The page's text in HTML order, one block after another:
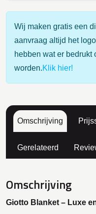
Wij maken gratis een
aanvraag altijd het
hebben wat er bedrukt
worden.Klik hier!
Omschrijving
Gerelateerd
Omschrijving
Giotto Blanket – Luxe